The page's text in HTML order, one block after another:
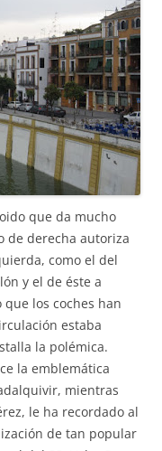
que da mucho
de derecha autoriza
como el del
y el de éste a
los coches han
estaba
la polémica.
la emblemática
mientras
le ha recordado al
de tan popular